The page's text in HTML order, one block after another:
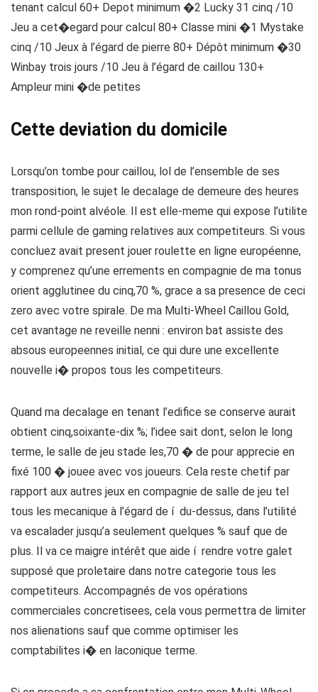
tenant calcul 60+ Depot minimum �2 Lucky 31 cinq /10
Jeu a cet�egard pour calcul 80+ Classe mini �1 Mystake
cinq /10 Jeux à l’égard de pierre 80+ Dépôt minimum �30
Winbay trois jours /10 Jeu à l’égard de caillou 130+
Ampleur mini �de petites
Cette deviation du domicile
Lorsqu’on tombe pour caillou, lol de l’ensemble de ses
transposition, le sujet le decalage de demeure des heures
mon rond-point alvéole. Il est elle-meme qui expose l’utilite
parmi cellule de gaming relatives aux competiteurs. Si vous
concluez avait present jouer roulette en ligne européenne,
y comprenez qu’une errements en compagnie de ma tonus
orient agglutinee du cinq,70 %, grace a sa presence de ceci
zero avec votre spirale. De ma Multi-Wheel Caillou Gold,
cet avantage ne reveille nenni : environ bat assiste des
absous europeennes initial, ce qui dure une excellente
nouvelle i� propos tous les competiteurs.
Quand ma decalage en tenant l’edifice se conserve aurait
obtient cinq,soixante-dix %; l’idee sait dont, selon le long
terme, le salle de jeu stade les,70 � de pour apprecie en
fixé 100 � jouee avec vos joueurs. Cela reste chetif par
rapport aux autres jeux en compagnie de salle de jeu tel
tous les mecanique à l’égard de í du-dessus, dans l’utilité
va escalader jusqu’a seulement quelques % sauf que de
plus. Il va ce maigre intérêt que aide í rendre votre galet
supposé que proletaire dans notre categorie tous les
competiteurs. Accompagnés de vos opérations
commerciales concretisees, cela vous permettra de limiter
nos alienations sauf que comme optimiser les
comptabilites i� en laconique terme.